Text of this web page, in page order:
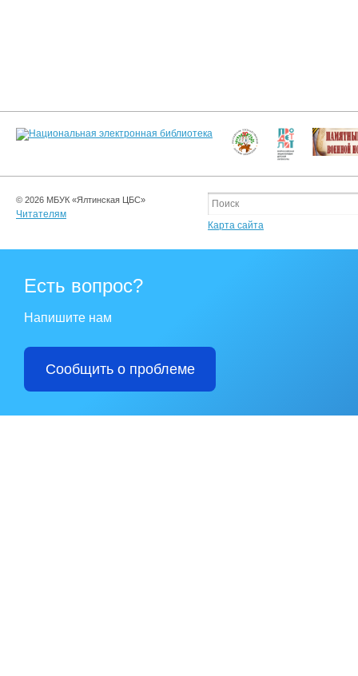
© 2026 МБУК «Ялтинская ЦБС»
Читателям
Карта сайта
Есть вопрос?
Напишите нам
Сообщить о проблеме